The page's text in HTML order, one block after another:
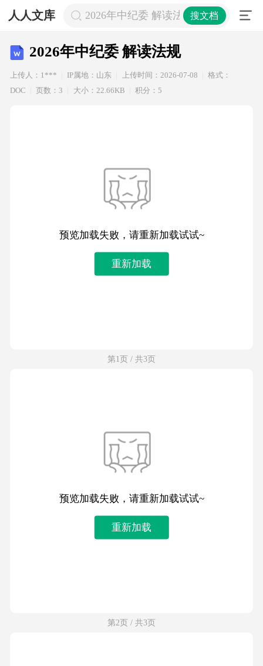
人人文库 2026年中纪委 解读法规搜文档
2026年中纪委 解读法规
上传人：1*** IP属地：山东 上传时间：2026-07-08
格式：
DOC
页数：3 大小：22.66KB 积分：5
预览加载失败，请重新加载试试~
重新加载
第1页 / 共3页
预览加载失败，请重新加载试试~
重新加载
第2页 / 共3页